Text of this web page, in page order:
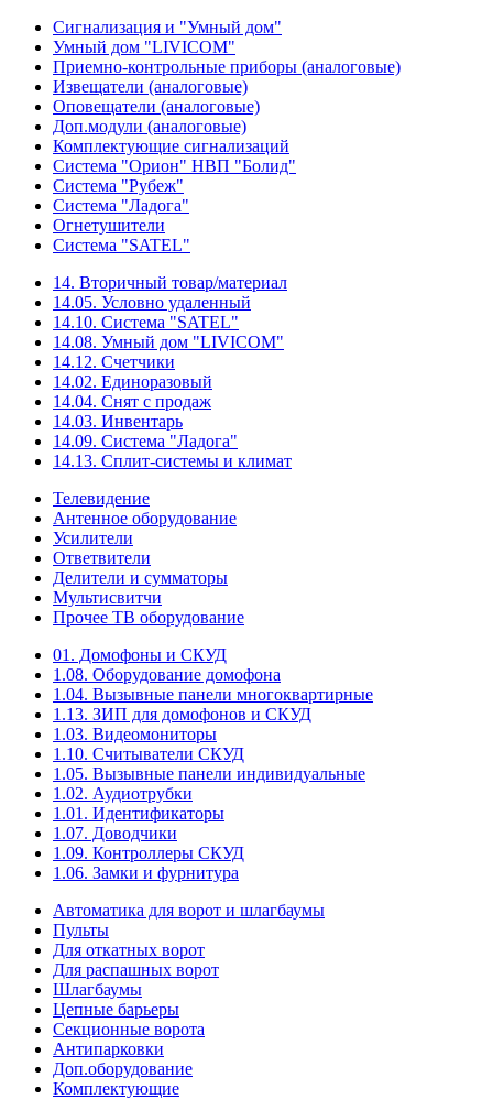
Сигнализация и "Умный дом"
Умный дом "LIVICOM"
Приемно-контрольные приборы (аналоговые)
Извещатели (аналоговые)
Оповещатели (аналоговые)
Доп.модули (аналоговые)
Комплектующие сигнализаций
Система "Орион" НВП "Болид"
Система "Рубеж"
Система "Ладога"
Огнетушители
Система "SATEL"
14. Вторичный товар/материал
14.05. Условно удаленный
14.10. Система "SATEL"
14.08. Умный дом "LIVICOM"
14.12. Счетчики
14.02. Единоразовый
14.04. Снят с продаж
14.03. Инвентарь
14.09. Система "Ладога"
14.13. Сплит-системы и климат
Телевидение
Антенное оборудование
Усилители
Ответвители
Делители и сумматоры
Мультисвитчи
Прочее ТВ оборудование
01. Домофоны и СКУД
1.08. Оборудование домофона
1.04. Вызывные панели многоквартирные
1.13. ЗИП для домофонов и СКУД
1.03. Видеомониторы
1.10. Считыватели СКУД
1.05. Вызывные панели индивидуальные
1.02. Аудиотрубки
1.01. Идентификаторы
1.07. Доводчики
1.09. Контроллеры СКУД
1.06. Замки и фурнитура
Автоматика для ворот и шлагбаумы
Пульты
Для откатных ворот
Для распашных ворот
Шлагбаумы
Цепные барьеры
Секционные ворота
Антипарковки
Доп.оборудование
Комплектующие